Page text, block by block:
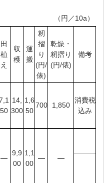
（円／10a）
田
植
え
収
穫
運
搬
籾
摺
り
(円/
俵)
乾燥・
籾摺り
(円/俵)
備考
50
14,
300
1,6
50
700 1,850
消費税
込み
―
9,9
00
1,1
00
― ―